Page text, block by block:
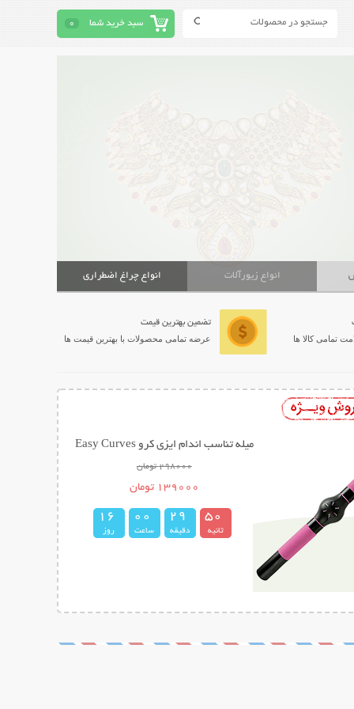
سبد خرید شما 0
انواع زیورآلات انواع چراغ اضطراری
تمامی کالا ها
تضمین بهترین قیمت
عرضه تمامی محصولات با بهترین قیمت ها
میله تناسب اندام ایزی کرو Easy Curves
298000 تومان
139000 تومان
4
59
0
ثانیه
2 9
دقیقه
0 0
ساعت
1 6
روز